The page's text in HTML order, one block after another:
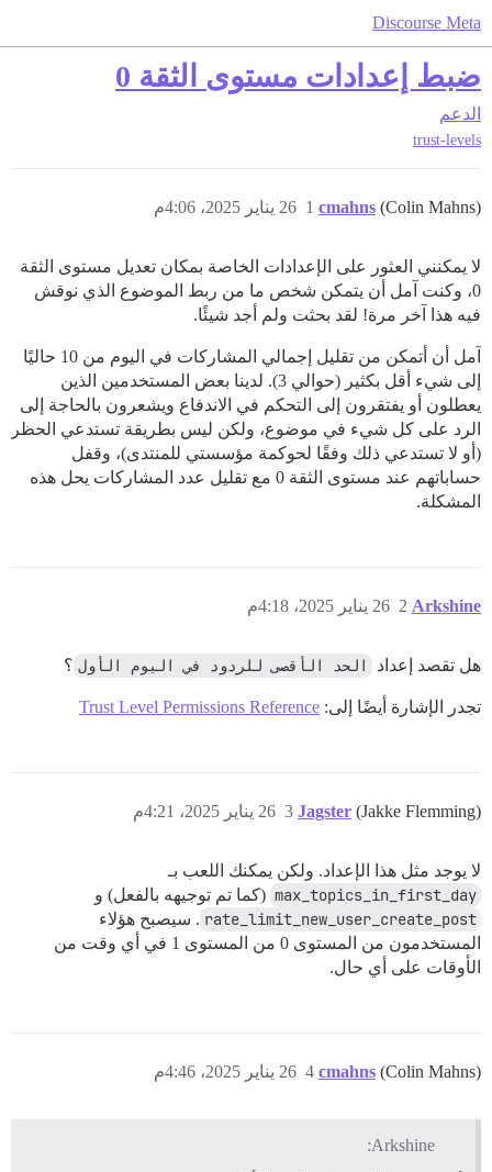
Discourse Meta
ضبط إعدادات مستوى الثقة 0
الدعم
trust-levels
cmahns (Colin Mahns) 26 يناير 2025، 4:06م 1
لا يمكنني العثور على الإعدادات الخاصة بمكان تعديل مستوى الثقة
0، وكنت آمل أن يتمكن شخص ما من ربط الموضوع الذي نوقش
فيه هذا آخر مرة! لقد بحثت ولم أجد شيئًا.
آمل أن أتمكن من تقليل إجمالي المشاركات في اليوم من 10 حاليًا
إلى شيء أقل بكثير (حوالي 3). لدينا بعض المستخدمين الذين
يعطلون أو يفتقرون إلى التحكم في الاندفاع ويشعرون بالحاجة إلى
الرد على كل شيء في موضوع، ولكن ليس بطريقة تستدعي الحظر
(أو لا تستدعي ذلك وفقًا لحوكمة مؤسستي للمنتدى)، وقفل
حساباتهم عند مستوى الثقة 0 مع تقليل عدد المشاركات يحل هذه
المشكلة.
Arkshine 26 يناير 2025، 4:18م 2
هل تقصد إعداد الحد الأقصى للردود في اليوم الأول ؟
تجدر الإشارة أيضًا إلى: Trust Level Permissions Reference
Jagster (Jakke Flemming) 26 يناير 2025، 4:21م 3
لا يوجد مثل هذا الإعداد. ولكن يمكنك اللعب بـ
max_topics_in_first_day (كما تم توجيهه بالفعل) و
rate_limit_new_user_create_post . سيصبح هؤلاء
المستخدمون من المستوى 0 من المستوى 1 في أي وقت من
الأوقات على أي حال.
cmahns (Colin Mahns) 26 يناير 2025، 4:46م 4
Arkshine: